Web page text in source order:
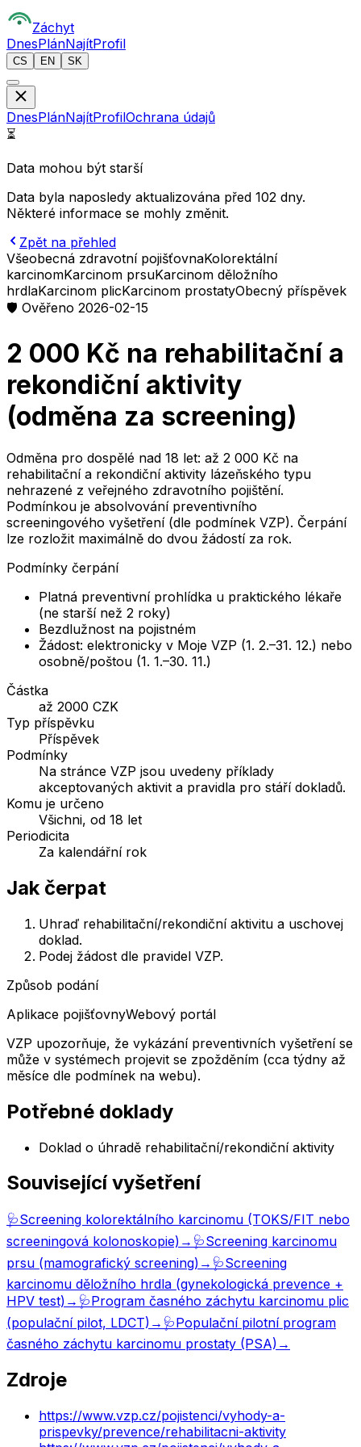
Záchyt
DnesPlánNajítProfil
CS EN SK
DnesPlánNajítProfilOchrana údajů
⏳
Data mohou být starší
Data byla naposledy aktualizována před 102 dny.
Některé informace se mohly změnit.
Zpět na přehled
Všeobecná zdravotní pojišťovnaKolorektální
karcinomKarcinom prsuKarcinom děložního
hrdlaKarcinom plicKarcinom prostatyObecný příspěvek
🛡️ Ověřeno 2026-02-15
2 000 Kč na rehabilitační a
rekondiční aktivity
(odměna za screening)
Odměna pro dospělé nad 18 let: až 2 000 Kč na
rehabilitační a rekondiční aktivity lázeňského typu
nehrazené z veřejného zdravotního pojištění.
Podmínkou je absolvování preventivního
screeningového vyšetření (dle podmínek VZP). Čerpání
lze rozložit maximálně do dvou žádostí za rok.
Podmínky čerpání
Platná preventivní prohlídka u praktického lékaře
(ne starší než 2 roky)
Bezdlužnost na pojistném
Žádost: elektronicky v Moje VZP (1. 2.–31. 12.) nebo
osobně/poštou (1. 1.–30. 11.)
Částka
až 2000 CZK
Typ příspěvku
Příspěvek
Podmínky
Na stránce VZP jsou uvedeny příklady
akceptovaných aktivit a pravidla pro stáří dokladů.
Komu je určeno
Všichni, od 18 let
Periodicita
Za kalendářní rok
Jak čerpat
Uhraď rehabilitační/rekondiční aktivitu a uschovej
doklad.
Podej žádost dle pravidel VZP.
Způsob podání
Aplikace pojišťovnyWebový portál
VZP upozorňuje, že vykázání preventivních vyšetření se
může v systémech projevit se zpožděním (cca týdny až
měsíce dle podmínek na webu).
Potřebné doklady
Doklad o úhradě rehabilitační/rekondiční aktivity
Související vyšetření
🩺Screening kolorektálního karcinomu (TOKS/FIT nebo
screeningová kolonoskopie) → 🩺Screening karcinomu
prsu (mamografický screening) → 🩺Screening
karcinomu děložního hrdla (gynekologická prevence +
HPV test) → 🩺Program časného záchytu karcinomu plic
(populační pilot, LDCT) → 🩺Populační pilotní program
časného záchytu karcinomu prostaty (PSA) →
Zdroje
https://www.vzp.cz/pojistenci/vyhody-a-
prispevky/prevence/rehabilitacni-aktivity